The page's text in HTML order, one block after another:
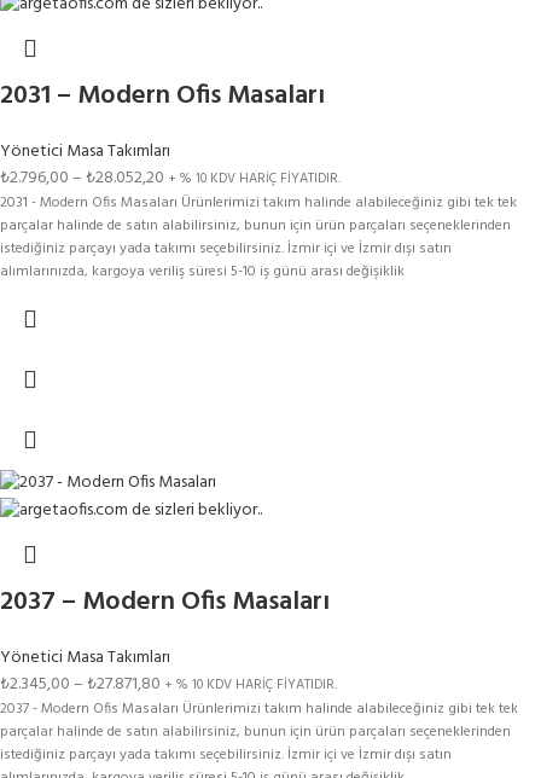
2031 – Modern Ofis Masaları
Yönetici Masa Takımları
₺2.796,00– ₺28.052,20 + % 10 KDV HARİÇ FİYATIDIR.
2031 - Modern Ofis Masaları Ürünlerimizi takım halinde alabileceğiniz gibi tek tek
parçalar halinde de satın alabilirsiniz, bunun için ürün parçaları seçeneklerinden
istediğiniz parçayı yada takımı seçebilirsiniz. İzmir içi ve İzmir dışı satın
alımlarınızda, kargoya veriliş süresi 5-10 iş günü arası değişiklik
Uygulanmaktadır. Aşağıdaki SEÇENEKLER kısmından ürün seçimi yaparak fiyat
2037 – Modern Ofis Masaları
Yönetici Masa Takımları
₺2.345,00– ₺27.871,80 + % 10 KDV HARİÇ FİYATIDIR.
2037 - Modern Ofis Masaları Ürünlerimizi takım halinde alabileceğiniz gibi tek tek
parçalar halinde de satın alabilirsiniz, bunun için ürün parçaları seçeneklerinden
istediğiniz parçayı yada takımı seçebilirsiniz. İzmir içi ve İzmir dışı satın